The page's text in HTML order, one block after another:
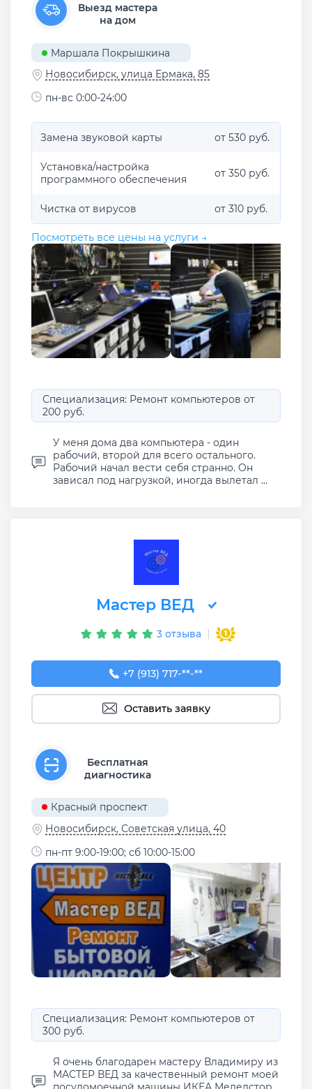
Выезд мастера
на дом
Маршала Покрышкина
Новосибирск, улица Ермака, 85
пн-вс 0:00-24:00
Замена звуковой карты от 530 руб.
Установка/настройка
программного обеспечения
от 350 руб.
Чистка от вирусов от 310 руб.
Посмотреть все цены на услуги →
Специализация: Ремонт компьютеров от
200 руб.
У меня дома два компьютера - один
рабочий, второй для всего остального.
Рабочий начал вести себя странно. Он
зависал под нагрузкой, иногда вылетал ...
Мастер ВЕД
3 отзыва
+7 (913) 717-02-96
+7 (913) 717-**-**
Оставить заявку
Бесплатная
диагностика
Красный проспект
Новосибирск, Советская улица, 40
пн-пт 9:00-19:00; сб 10:00-15:00
Специализация: Ремонт компьютеров от
300 руб.
Я очень благодарен мастеру Владимиру из
МАСТЕР ВЕД за качественный ремонт моей